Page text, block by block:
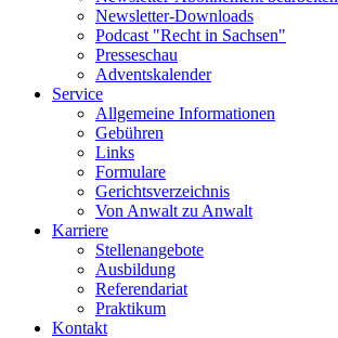
Newsletter-Downloads
Podcast "Recht in Sachsen"
Presseschau
Adventskalender
Service
Allgemeine Informationen
Gebühren
Links
Formulare
Gerichtsverzeichnis
Von Anwalt zu Anwalt
Karriere
Stellenangebote
Ausbildung
Referendariat
Praktikum
Kontakt